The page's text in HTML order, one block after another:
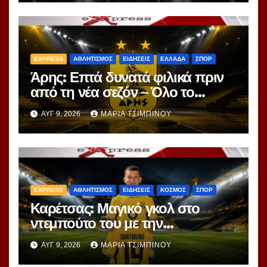
EXPRESS ΑΘΛΗΤΙΣΜΟΣ ΕΙΔΗΣΕΙΣ ΕΛΛΑΔΑ ΣΠΟΡ
Άρης: Επτά δυνατά φιλικά πριν
από τη νέα σεζόν – Όλο το
πρόγραμμα
ΑΥΓ 9, 2026 ΜΑΡΊΑ ΤΣΙΜΠΙΝΟΎ
EXPRESS ΑΘΛΗΤΙΣΜΟΣ ΕΙΔΗΣΕΙΣ ΚΟΣΜΟΣ ΣΠΟΡ
Καρέτσας: Μαγικό γκολ στο
ντεμπούτο του με την
Ντόρτμουντ!
ΑΥΓ 9, 2026 ΜΑΡΊΑ ΤΣΙΜΠΙΝΟΎ